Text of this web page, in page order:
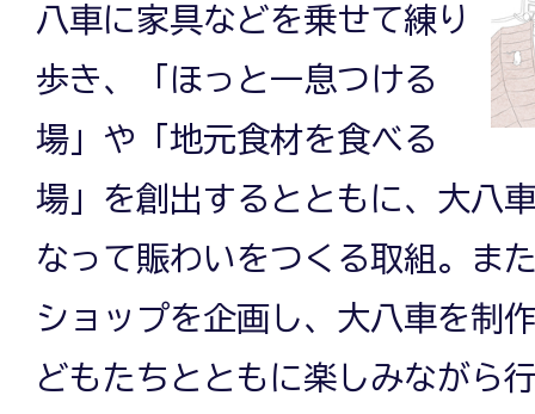
八車に家具などを乗せて練り
歩き、「ほっと一息つける
場」や「地元食材を食べる
場」を創出するとともに、大八
なって賑わいをつくる取組。ま
ショップを企画し、大八車を制
どもたちとともに楽しみながら